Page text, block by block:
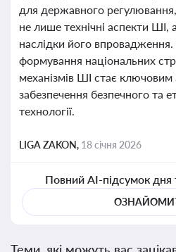
для державного
не лише технічні аспекти ШІ,
наслідки його
формування національних
механізмів ШІ стає
забезпечення безпечного та
технології.
LIGA ZAKON, 18 січня 2026
Повний AI-підсумок дня